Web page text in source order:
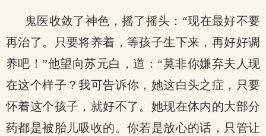
鬼医收敛了神色，摇了摇头：“现在最好不要
再治了。只要将养着，等孩子生下来，再好好调
养吧！”他望向苏元白，道：“莫非你嫌弃夫人现
在这个样子？我可告诉你，她这白头之症，只要
怀着这个孩子，就好不了。她现在体内的大部分
药都是被胎儿吸收的。你若是放心的话，只管让